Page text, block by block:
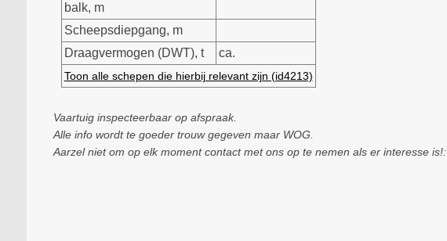
balk, m
Scheepsdiepgang, m
Draagvermogen (DWT), t
ca.
Toon alle schepen die hierbij relevant zijn (id4213)
Vaartuig inspecteerbaar op afspraak.
Alle info wordt te goeder trouw gegeven maar WOG.
Aarzel niet om op elk moment contact met ons op te nemen als er interesse is!: